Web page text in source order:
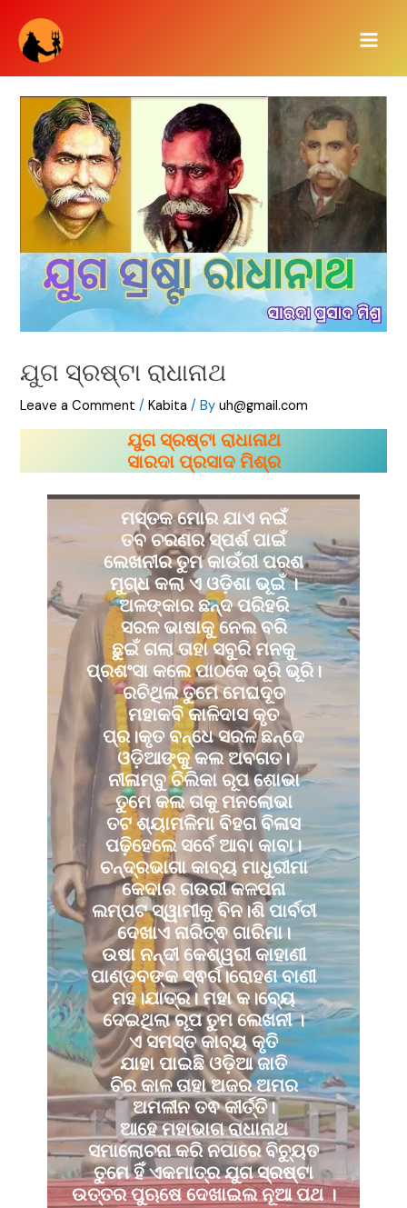
content
ଯୁଗ ସ୍ରଷ୍ଟା ରାଧାନାଥ
Leave a Comment /Kabita / Byuh@gmail.com
ଯୁଗ ସ୍ରଷ୍ଟା ରାଧାନାଥ
ସାରଦା ପ୍ରସାଦ ମିଶ୍ର
ମସ୍ତକ ମୋର ଯାଏ ନଇଁ
ତବ ଚରଣର ସ୍ପର୍ଶ ପାଇଁ
ଲେଖନୀର ତୁମ କାଉଁରୀ ପରଶ
ମୁଗ୍ଧ କଲା ଏ ଓଡ଼ିଶା ଭୂଇଁ ।
ଅଳଙ୍କାର ଛନ୍ଦ ପରିହରି
ସରଳ ଭାଷାକୁ ନେଲ ବରି
ଛୁଇଁ ଗଲା ତାହା ସବୁରି ମନକୁ
ପ୍ରଶଂସା କଲେ ପାଠକେ ଭୂରି ଭୂରି।
ରଚିଥିଲ ତୁମେ ମେଘଦୂତ
ମହାକବି କାଳିଦାସ କୃତ
ପ୍ର।କୃତ ବନ୍ଧେ ସରଳ ଛନ୍ଦେ
ଓଡ଼ିଆଙ୍କୁ କଲ ଅବଗତ।
ନୀଳାମ୍ବୁ ଚିଲିକା ରୂପ ଶୋଭା
ତୁମେ କଲ ତାକୁ ମନଲୋଭା
ତଟ ଶ୍ୟାମଳିମା ବିହଗ ବିଳାସ
ପଢ଼ିହେଲେ ସର୍ବେ ଆବା କାବା।
ଚନ୍ଦ୍ରଭାଗା କାବ୍ୟ ମାଧୁରୀମା
କେଦାର ଗଉରୀ କଳପନା
ଲମ୍ପଟ ସ୍ୱାମୀକୁ ବିନ।ଶି ପାର୍ବତୀ
ଦେଖାଏ ନାରିତ୍ଵ ଗାରିମା।
ଉଷା ନନ୍ଦୀ କେଶ୍ୱରୀ କାହାଣୀ
ପାଣ୍ଡବଙ୍କ ସ୍ଵର୍ଗ।ରୋହଣ ବାଣୀ
ମହ।ଯାତ୍ର। ମହା କ।ବ୍ୟେ
ଦେଇଥିଲା ରୂପ ତୁମ ଲେଖନୀ ।
ଏ ସମସ୍ତ କାବ୍ୟ କୃତି
ଯାହା ପାଇଛି ଓଡ଼ିଆ ଜାତି
ଚିର କାଳ ତାହା ଅଜର ଅମର
ଅମଳୀନ ତଵ କୀର୍ତ୍ତି।
ଆହେ ମହାଭାଗ ରାଧାନାଥ
ସମାଲୋଚନା କରି ନପାରେ ବିଚ୍ୟୁତ
ତୁମେ ହିଁ ଏକମାତ୍ର ଯୁଗ ସ୍ରଷ୍ଟା
ଉତ୍ତର ପୁଋଷେ ଦେଖାଇଲ ନୂଆ ପଥ ।